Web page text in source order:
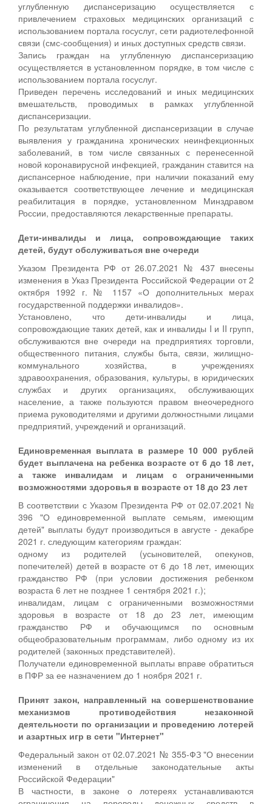
углубленную диспансеризацию осуществляется с
привлечением страховых медицинских организаций с
использованием портала госуслуг, сети радиотелефонной
связи (смс-сообщения) и иных доступных средств связи.
Запись граждан на углубленную диспансеризацию
осуществляется в установленном порядке, в том числе с
использованием портала госуслуг.
Приведен перечень исследований и иных медицинских
вмешательств, проводимых в рамках углубленной
диспансеризации.
По результатам углубленной диспансеризации в случае
выявления у гражданина хронических неинфекционных
заболеваний, в том числе связанных с перенесенной
новой коронавирусной инфекцией, гражданин ставится на
диспансерное наблюдение, при наличии показаний ему
оказывается соответствующее лечение и медицинская
реабилитация в порядке, установленном Минздравом
России, предоставляются лекарственные препараты.
Дети-инвалиды и лица, сопровождающие таких
детей, будут обслуживаться вне очереди
Указом Президента РФ от 26.07.2021 № 437 внесены
изменения в Указ Президента Российской Федерации от 2
октября 1992 г. № 1157 «О дополнительных мерах
государственной поддержки инвалидов».
Установлено, что дети-инвалиды и лица,
сопровождающие таких детей, как и инвалиды I и II групп,
обслуживаются вне очереди на предприятиях торговли,
общественного питания, службы быта, связи, жилищно-
коммунального хозяйства, в учреждениях
здравоохранения, образования, культуры, в юридических
службах и других организациях, обслуживающих
население, а также пользуются правом внеочередного
приема руководителями и другими должностными лицами
предприятий, учреждений и организаций.
Единовременная выплата в размере 10 000 рублей
будет выплачена на ребенка возрасте от 6 до 18 лет,
а также инвалидам и лицам с ограниченными
возможностями здоровья в возрасте от 18 до 23 лет
В соответствии с Указом Президента РФ от 02.07.2021 №
396 "О единовременной выплате семьям, имеющим
детей" выплаты будут производиться в августе - декабре
2021 г. следующим категориям граждан:
одному из родителей (усыновителей, опекунов,
попечителей) детей в возрасте от 6 до 18 лет, имеющих
гражданство РФ (при условии достижения ребенком
возраста 6 лет не позднее 1 сентября 2021 г.);
инвалидам, лицам с ограниченными возможностями
здоровья в возрасте от 18 до 23 лет, имеющим
гражданство РФ и обучающимся по основным
общеобразовательным программам, либо одному из их
родителей (законных представителей).
Получатели единовременной выплаты вправе обратиться
в ПФР за ее назначением до 1 ноября 2021 г.
Принят закон, направленный на совершенствование
механизмов противодействия незаконной
деятельности по организации и проведению лотерей
и азартных игр в сети "Интернет"
Федеральный закон от 02.07.2021 № 355-ФЗ "О внесении
изменений в отдельные законодательные акты
Российской Федерации"
В частности, в законе о лотереях устанавливаются